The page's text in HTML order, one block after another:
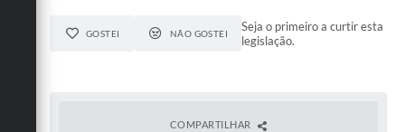
GOSTEI NÃO GOSTEI
Seja o primeiro a curtir esta
legislação.
COMPARTILHAR